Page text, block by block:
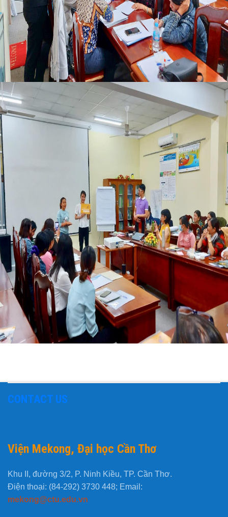
CONTACT US
Viện Mekong, Đại học Cần Thơ
Khu II, đường 3/2, P. Ninh Kiều, TP. Cần Thơ.
Điện thoại: (84-292) 3730 448; Email:
mekong@ctu.edu.vn